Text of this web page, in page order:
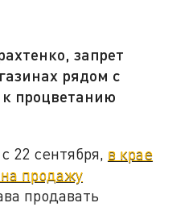
запрет
рядом с
процветанию
22 сентября, в крае
продажу
продавать